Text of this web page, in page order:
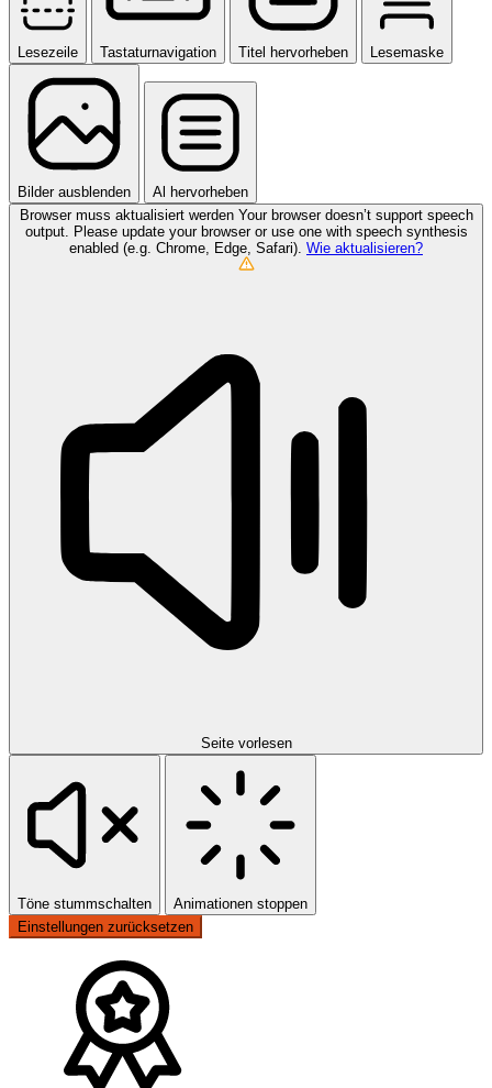
Lesezeile Tastaturnavigation Titel hervorheben Lesemaske
Bilder ausblenden
Al hervorheben
Browser muss aktualisiert werden Your browser doesn’t support speech
output. Please update your browser or use one with speech synthesis
enabled (e.g. Chrome, Edge, Safari). Wie aktualisieren?
Seite vorlesen
Töne stummschalten
Animationen stoppen
Einstellungen zurücksetzen